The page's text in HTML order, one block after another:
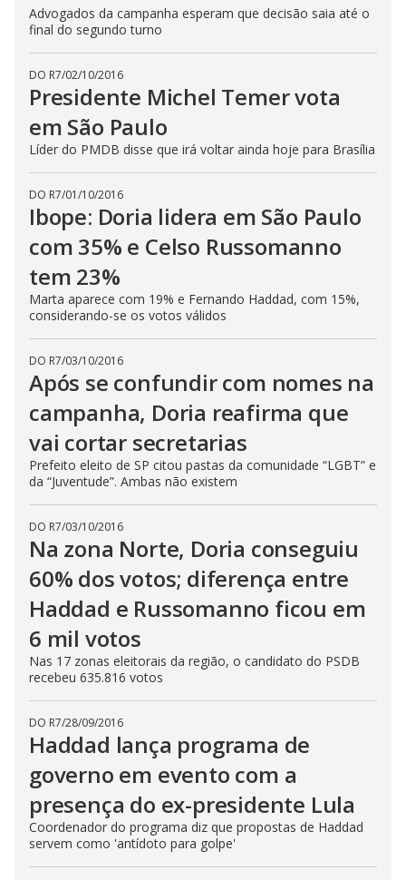
Advogados da campanha esperam que decisão saia até o
final do segundo turno
DO R7/02/10/2016
Presidente Michel Temer vota
em São Paulo
Líder do PMDB disse que irá voltar ainda hoje para Brasília
DO R7/01/10/2016
Ibope: Doria lidera em São Paulo
com 35% e Celso Russomanno
tem 23%
Marta aparece com 19% e Fernando Haddad, com 15%,
considerando-se os votos válidos
DO R7/03/10/2016
Após se confundir com nomes na
campanha, Doria reafirma que
vai cortar secretarias
Prefeito eleito de SP citou pastas da comunidade “LGBT” e
da “Juventude”. Ambas não existem
DO R7/03/10/2016
Na zona Norte, Doria conseguiu
60% dos votos; diferença entre
Haddad e Russomanno ficou em
6 mil votos
Nas 17 zonas eleitorais da região, o candidato do PSDB
recebeu 635.816 votos
DO R7/28/09/2016
Haddad lança programa de
governo em evento com a
presença do ex-presidente Lula
Coordenador do programa diz que propostas de Haddad
servem como 'antídoto para golpe'